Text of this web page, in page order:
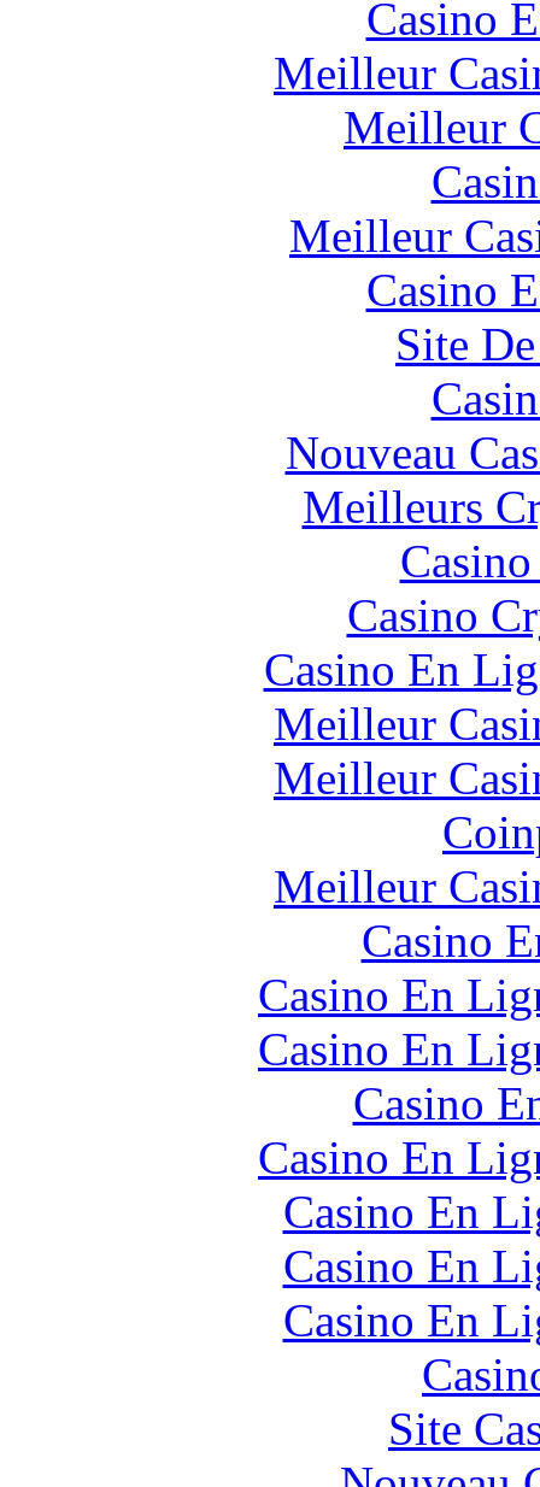
Casino
Meilleur
Meilleur
Meilleur
Casino
Site
Nouveau
Meilleurs
Casino
Casino En
Meilleur
Meilleur
Meilleur
Casino
Casino En
Casino En
Casino
Casino En
Casino En
Casino En
Casino En
Site